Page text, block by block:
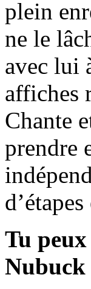
plein
ne le
avec lui
affiches
Chante
prendre
Tu
Nubuck